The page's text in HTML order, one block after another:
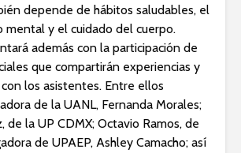
depende de hábitos saludables, el
y el cuidado del cuerpo.
además con la participación de
que compartirán experiencias y
los asistentes. Entre ellos
de la UANL, Fernanda Morales;
de la UP CDMX; Octavio Ramos, de
de UPAEP, Ashley Camacho; así